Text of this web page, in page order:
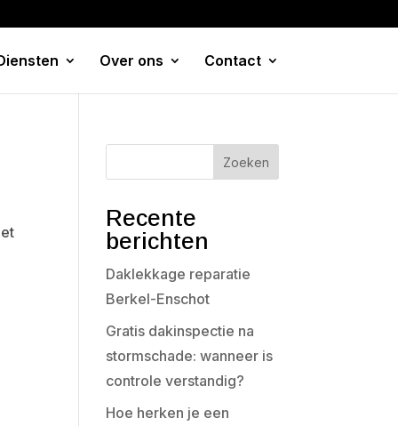
Over ons Contact
Zoeken
Recente
berichten
Daklekkage reparatie
Berkel-Enschot
Gratis dakinspectie na
stormschade: wanneer is
controle verstandig?
Hoe herken je een